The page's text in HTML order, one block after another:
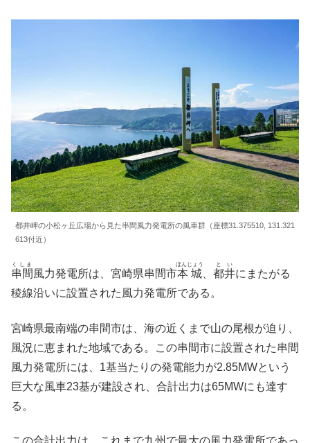
都井岬の小松ヶ丘広場から見た串間風力発電所の風車群（座標31.375510, 131.321
613付近）
串間
くしま
風力発電所は、宮崎県串間市本城
ほんじょう
都井
とい
にまたがる
稜線沿いに設置された風力発電所である。
宮崎県最南端の串間市は、海の近くまで山の尾根が迫り、
風況に恵まれた地域である。この串間市に設置された串間
風力発電所には、1基当たりの発電能力が2.85MWという
巨大な風車23基が建設され、合計出力は65MWにも達す
る。
この合計出力は、これまで九州で最大の風力発電所であっ